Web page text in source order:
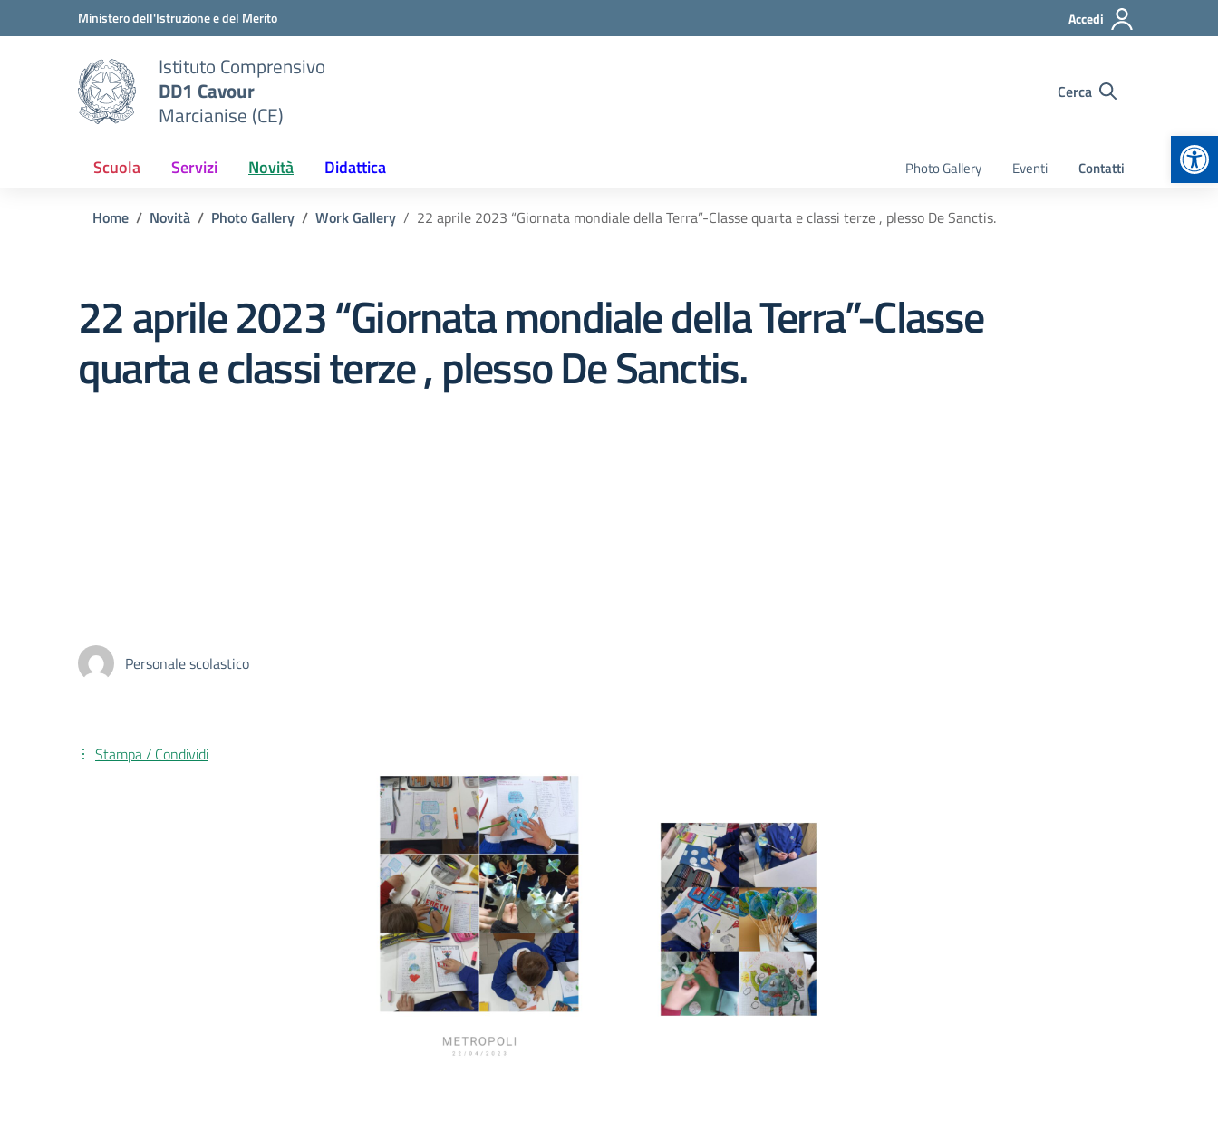
Vai ai contenuti
Vai al menu di navigazioneMinistero dell'Istruzione e del Merito Accedi
Istituto Comprensivo
DD1 Cavour
Marcianise (CE)
Cerca
Scuola Servizi Novità Didattica Photo Gallery Eventi Contatti
Home Novità Photo Gallery Work Gallery 22 aprile 2023 “Giornata mondiale della Terra”-Classe quarta e classi terze , plesso De Sanctis.
22 aprile 2023 “Giornata mondiale della Terra”-Classe
quarta e classi terze , plesso De Sanctis.
Personale scolastico
Stampa / Condividi